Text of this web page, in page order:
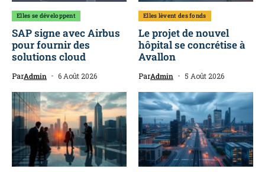
Elles se développent
SAP signe avec Airbus
pour fournir des
solutions cloud
ParAdmin 6 Août 2026
Elles lèvent des fonds
Le projet de nouvel
hôpital se concrétise à
Avallon
ParAdmin 5 Août 2026